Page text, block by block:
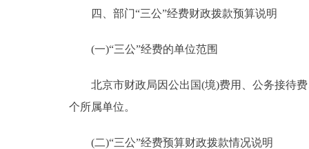
四、部门“三公”经费财政拨款预算说明
(一)“三公”经费的单位范围
北京市财政局因公出国(境)费用、公务接待费
个所属单位。
(二)“三公”经费预算财政拨款情况说明